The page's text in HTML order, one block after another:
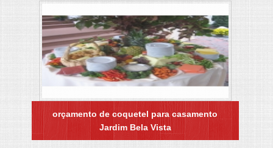
orçamento de coquetel para casamento
Jardim Bela Vista